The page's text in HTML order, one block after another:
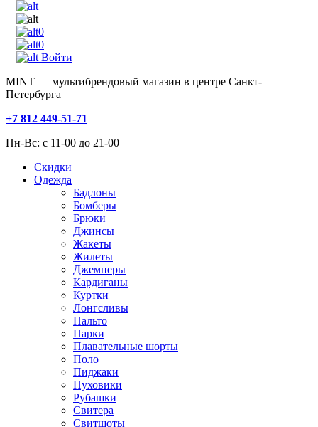
0
0
Войти
MINT — мультибрендовый магазин в центре Санкт-
Петербурга
+7 812 449-51-71
Пн-Вс: с 11-00 до 21-00
Скидки
Одежда
Бадлоны
Бомберы
Брюки
Джинсы
Жакеты
Жилеты
Джемперы
Кардиганы
Куртки
Лонгсливы
Пальто
Парки
Плавательные шорты
Поло
Пиджаки
Пуховики
Рубашки
Свитера
Свитшоты